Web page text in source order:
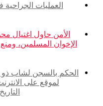
العمليات
الأمن حاول اغتيال
الإخوان المسلمين،
الحكم بالسجن لشاب
لموقع على
التاريخ: